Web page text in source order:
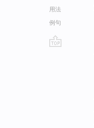
用法
例句